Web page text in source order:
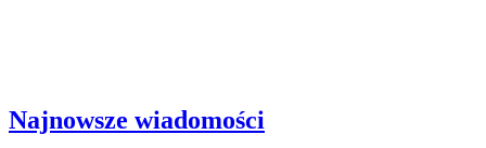
Najnowsze wiadomości